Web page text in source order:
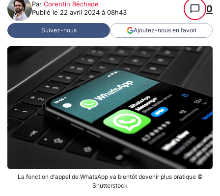
Par Corentin Béchade
Publié le 22 avril 2024 à 08h43 0
Suivez-nous Ajoutez-nous en favori
La fonction d'appel de WhatsApp va bientôt devenir plus pratique ©
Shutterstock